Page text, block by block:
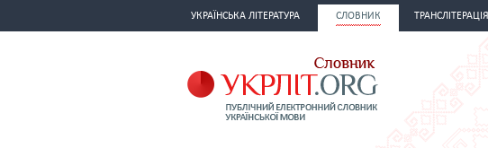
УКРАЇНСЬКА ЛІТЕРАТУРА СЛОВНИК ТРАНСЛІТЕРАЦІЯ